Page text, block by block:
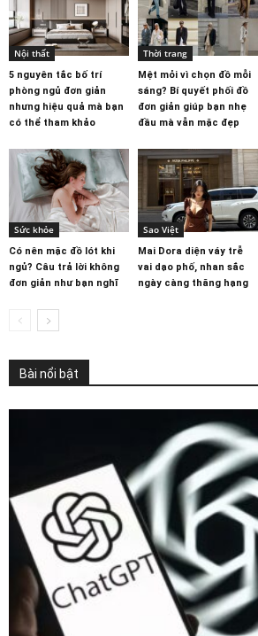
Nội thất
5 nguyên tắc bố trí
phòng ngủ đơn giản
nhưng hiệu quả mà bạn
có thể tham khảo
Thời trang
Mệt mỏi vì chọn đồ mỗi
sáng? Bí quyết phối đồ
đơn giản giúp bạn nhẹ
đầu mà vẫn mặc đẹp
Sức khỏe
Có nên mặc đồ lót khi
ngủ? Câu trả lời không
đơn giản như bạn nghĩ
Sao Việt
Mai Dora diện váy trễ
vai dạo phố, nhan sắc
ngày càng thăng hạng
Bài nổi bật